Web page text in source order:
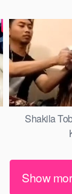
Shakila
Show